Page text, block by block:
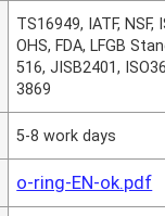
TS16949, IATF, NSF,
OHS, FDA, LFGB
516, JISB2401,
3869
5-8 work days
o-ring-EN-ok.pdf